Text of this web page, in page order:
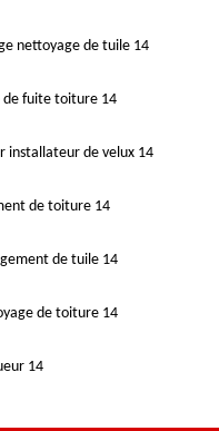
nettoyage de tuile 14
de fuite toiture 14
installateur de velux 14
de toiture 14
de tuile 14
de toiture 14
14